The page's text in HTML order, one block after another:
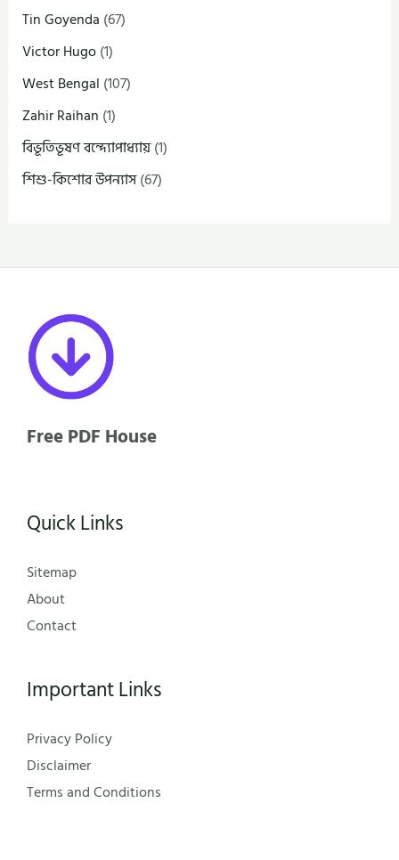
Tin Goyenda (67)
Victor Hugo(1)
West Bengal (107)
Zahir Raihan (1)
বিভূতিভূষণ বন্দ্যোপাধ্যায়(1)
শিশু-কিশোর উপন্যাস(67)
Free PDF House
Quick Links
Sitemap
About
Contact
Important Links
Privacy Policy
Disclaimer
Terms and Conditions